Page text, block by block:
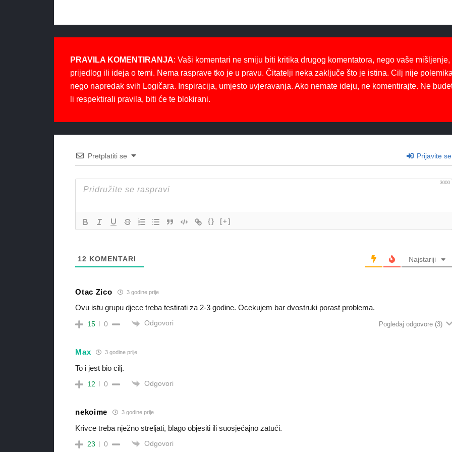
PRAVILA KOMENTIRANJA: Vaši komentari ne smiju biti kritika drugog komentatora, nego vaše mišljenje,
prijedlog ili ideja o temi. Nema rasprave tko je u pravu. Čitatelji neka zaključe što je istina. Cilj nije
nego napredak svih Logičara. Inspiracija, umjesto uvjeravanja. Ako nemate ideju, ne komentirajte. Ne
li respektirali pravila, biti će te blokirani.
Pretplatiti se Prijavite se
3000
{} [+]
12 KOMENTARI Najstariji
Otac Zico 3 godine prije
Ovu istu grupu djece treba testirati za 2-3 godine. Ocekujem bar dvostruki porast problema.
15 0 Odgovori Pogledaj odgovore (3)
Max 3 godine prije
To i jest bio cilj.
12 0 Odgovori
nekoime 3 godine prije
Krivce treba nježno streljati, blago objesiti ili suosjećajno zatući.
23 0 Odgovori